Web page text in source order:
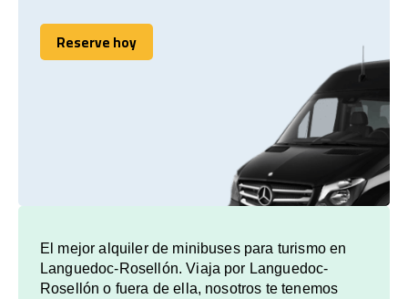
Reserve hoy
Reserve hoy
El mejor alquiler de minibuses para turismo en
Languedoc-Rosellón. Viaja por Languedoc-
Rosellón o fuera de ella, nosotros te tenemos